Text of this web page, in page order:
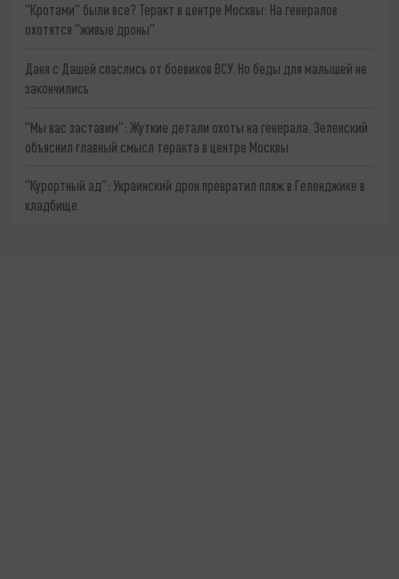
"Кротами" были все? Теракт в центре Москвы: На генералов
охотятся "живые дроны"
Даня с Дашей спаслись от боевиков ВСУ. Но беды для малышей не
закончились
"Мы вас заставим": Жуткие детали охоты на генерала. Зеленский
объяснил главный смысл теракта в центре Москвы
"Курортный ад": Украинский дрон превратил пляж в Геленджике в
кладбище